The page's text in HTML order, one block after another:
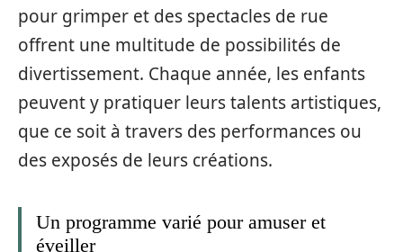
pour grimper et des spectacles de rue
offrent une multitude de possibilités de
divertissement. Chaque année, les enfants
peuvent y pratiquer leurs talents artistiques,
que ce soit à travers des performances ou
des exposés de leurs créations.
Un programme varié pour amuser et
éveiller